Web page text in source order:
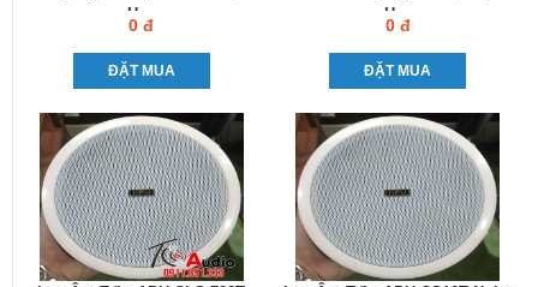
Hay
0 đ
ĐẶT MUA
Hay
0 đ
ĐẶT MUA